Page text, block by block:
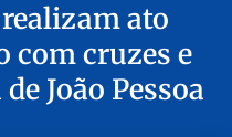
ato
com cruzes e
João Pessoa